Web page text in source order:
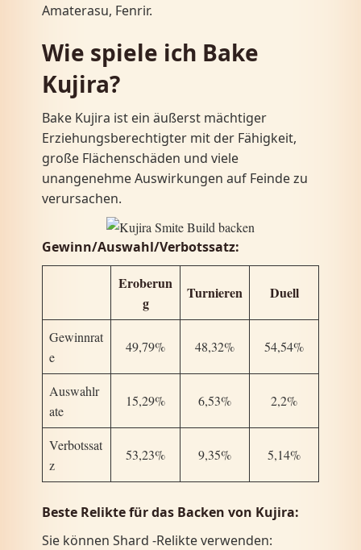
Amaterasu, Fenrir.
Wie spiele ich Bake
Kujira?
Bake Kujira ist ein äußerst mächtiger
Erziehungsberechtigter mit der Fähigkeit,
große Flächenschäden und viele
unangenehme Auswirkungen auf Feinde zu
verursachen.
Gewinn/Auswahl/Verbotssatz:
Eroberun
g
Turnieren Duell
Gewinnrat
e
49,79% 48,32% 54,54%
Auswahlr
ate
15,29% 6,53% 2,2%
Verbotssat
z
53,23% 9,35% 5,14%
Beste Relikte für das Backen von Kujira:
Sie können Shard -Relikte verwenden: